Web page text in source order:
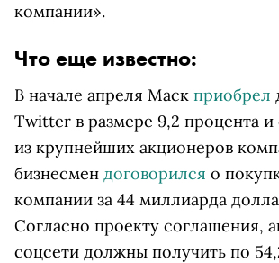
компании».
Что еще известно:
В начале апреля Маск приобрел
Twitter в размере 9,2 процента
из крупнейших акционеров
бизнесмен договорился о
компании за 44 миллиарда
Согласно проекту соглашения,
соцсети должны получить по